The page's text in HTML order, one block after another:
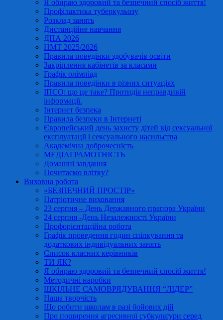
Я обираю здоровий та безпечний спосіб життя!
Профілактика туберкульозу
Розклад занять
Дистанційне навчання
ДПА 2026
НМТ 2025/2026
Правила поведінки здобувачів освіти
Закріплення кабінетів за класами
Графік олімпіад
Правила поведінки в різних ситуаціях
ІПСО: що це таке? Протидія неправдивій
інформації.
Інтернет безпека
Правила безпеки в Інтернеті
Європейський день захисту дітей від сексуальної
експлуатації і сексуального насильства
Академічна доброчесність
МЕДІАГРАМОТНІСТЬ
Домашні завдання
Почитаємо влітку?
Виховна робота
«БЕЗПЕЧНИЙ ПРОСТІР»
Патріотичне виховання
23 серпня – День Державного прапора України
24 серпня -День Незалежності України
Профорієнтаційна робота
Графік проведення годин спілкування та
додаткових індивідуальних занять
Список класних керівників
ТИ ЯК?
Я обираю здоровий та безпечний спосіб життя!
Методичні наробки
ШКІЛЬНЕ САМОВРЯДУВАННЯ “ЛІДЕР”
Наша творчість
Що робити школам в разі бойових дій
Про поширення агресивної субкультури серед